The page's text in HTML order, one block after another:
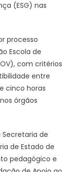
(ESG) nas
processo
Escola de
com critérios
entre
cinco horas
órgãos
de
de Estado de
pedagógico e